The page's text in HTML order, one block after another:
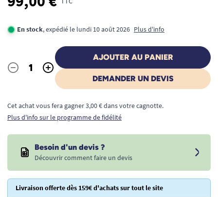
En stock, expédié le lundi 10 août 2026 Plus d'info
Quantité
- +
AJOUTER AU PANIER
DEMANDER UN DEVIS
Cet achat vous fera gagner 3,00 € dans votre cagnotte.
Plus d'info sur le programme de fidélité
Besoin d'un devis ?
Découvrir comment faire un devis
Livraison offerte dès 159€ d'achats sur tout le site